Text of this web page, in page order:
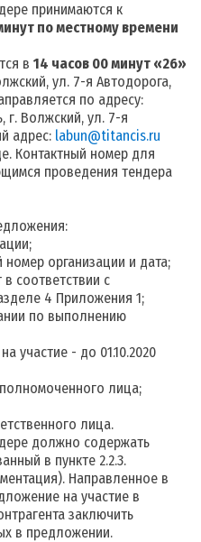
принимаются к
по местному времени
в14 часов 00 минут «26»
ул. 7-я Автодорога,
по адресу:
г. Волжский, ул. 7-я
адрес: labun@titancis.ru
Контактный номер для
проведения тендера
организации и дата;
соответствии с
4 Приложения 1;
по выполнению
участие - до 01.10.2020
лица;
лица.
должно содержать
в пункте 2.2.3.
Направленное в
на участие в
заключить
в предложении.